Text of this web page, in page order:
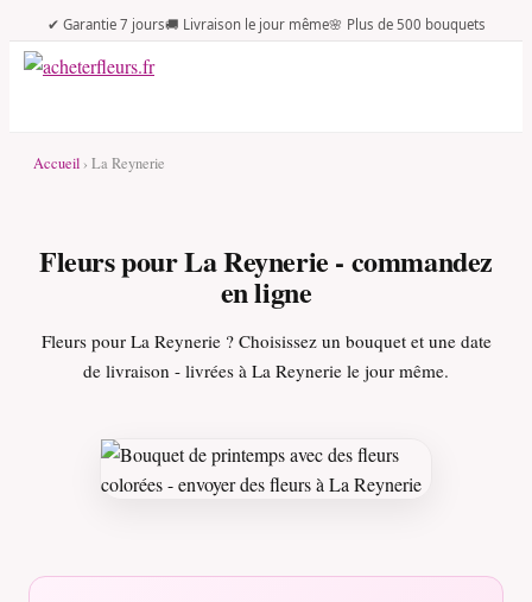
✔ Garantie 7 jours🚚 Livraison le jour même🌸 Plus de 500 bouquets
Accueil › La Reynerie
Fleurs pour La Reynerie - commandez
en ligne
Fleurs pour La Reynerie ? Choisissez un bouquet et une date
de livraison - livrées à La Reynerie le jour même.